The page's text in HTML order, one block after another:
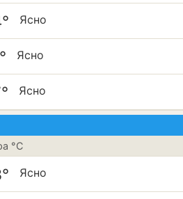
Ясно
Ясно
Ясно
°C
Ясно